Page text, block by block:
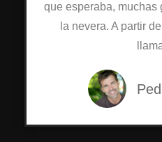
que esperaba, muchas
la nevera. A partir